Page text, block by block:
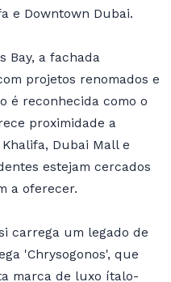
e Downtown Dubai.
Bay, a fachada
projetos renomados e
é reconhecida como o
proximidade a
Dubai Mall e
estejam cercados
a oferecer.
carrega um legado de
'Chrysogonos', que
marca de luxo ítalo-